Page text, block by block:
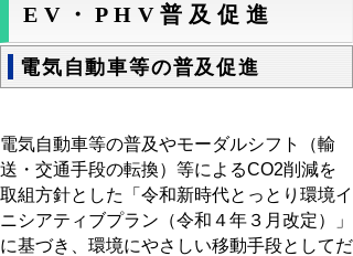
EV・PHV普及促進
電気自動車等の普及促進
電気自動車等の普及やモーダルシフト（輸
送・交通手段の転換）等によるCO2削減を
取組方針とした「令和新時代とっとり環境イ
ニシアティブプラン（令和４年３月改定）」
に基づき、環境にやさしい移動手段としてだ